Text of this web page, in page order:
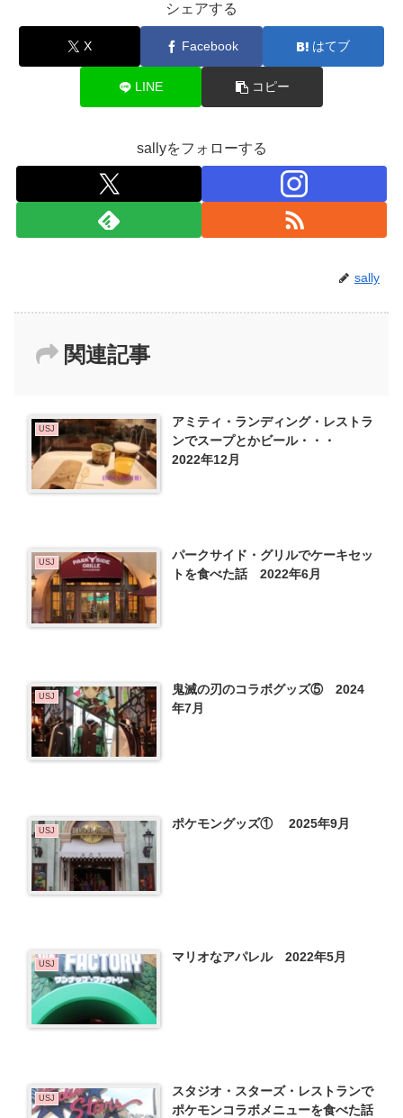
シェアする
X Facebook はてブ
LINE コピー
sallyをフォローする
sally
関連記事
USJ
アミティ・ランディング・レストラ
ンでスープとかビール・・・
2022年12月
USJ
パークサイド・グリルでケーキセッ
トを食べた話 2022年6月
USJ
鬼滅の刃のコラボグッズ⑤ 2024
年7月
USJ ポケモングッズ① 2025年9月
USJ マリオなアパレル 2022年5月
USJ
スタジオ・スターズ・レストランで
ポケモンコラボメニューを食べた話